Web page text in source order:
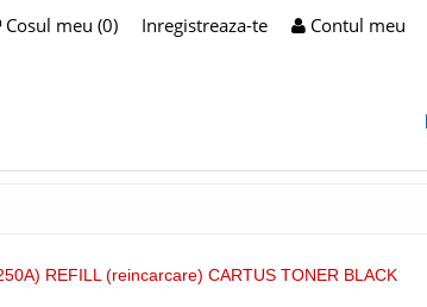
Contul meu
Inregistreaza-te
Cosul meu (0)
REFILL (reincarcare) CARTUS TONER BLACK